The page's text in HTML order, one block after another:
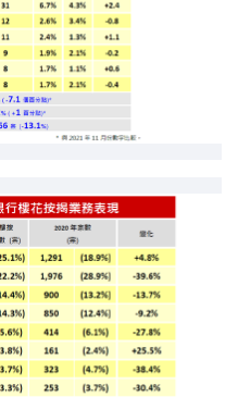
概不負責。
，可查詢：
Mortgage Broker Limited 版權所有